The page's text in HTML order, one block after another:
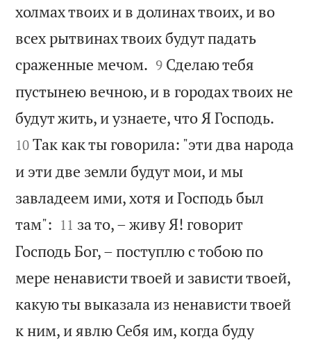
холмах твоих и в долинах твоих, и во
всех рытвинах твоих будут падать
сраженные мечом. 

9 Сделаю тебя
пустынею вечною, и в городах твоих не
будут жить, и узнаете, что Я Господь.
10 Так как ты говорила: "эти два народа
и эти две земли будут мои, и мы
завладеем ими, хотя и Господь был
там": 

11 за то, – живу Я! говорит
Господь Бог, – поступлю с тобою по
мере ненависти твоей и зависти твоей,
какую ты выказала из ненависти твоей
к ним, и явлю Себя им, когда буду